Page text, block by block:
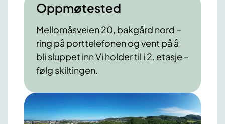
Oppmøtested
Mellomåsveien 20, bakgård nord –
ring på porttelefonen og vent på å
bli sluppet inn Vi holder til i 2. etasje –
følg skiltingen.